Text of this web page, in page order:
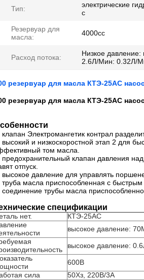
Тип:
электрические
с
Резервуар для
масла:
4000cc
Расход потока:
Низкое давление:
2.6Л/Мин: 0.32Л/
резервуар для масла КТЭ-25АС
резервуар для масла КТЭ-25АС
клапан Электромангетик контрал
высокий и низкоскоростной этап 2 для
том масла.
предохранительный клапан давления
отпуск.
высокое давление для управлять
труба масла приспособленная с
соединение трубы масла
спецификации
нет.
КТЭ-25АС
высокое давление:
высокое давление:
600В
сила
50Хз, 220В/3А